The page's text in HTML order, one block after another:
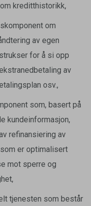
kreditthistorikk,
om
av egen
for å si opp
av
osv.,
som, basert på
kundeinformasjon,
refinansiering av
er optimalisert
mot sperre og
tjenesten som består